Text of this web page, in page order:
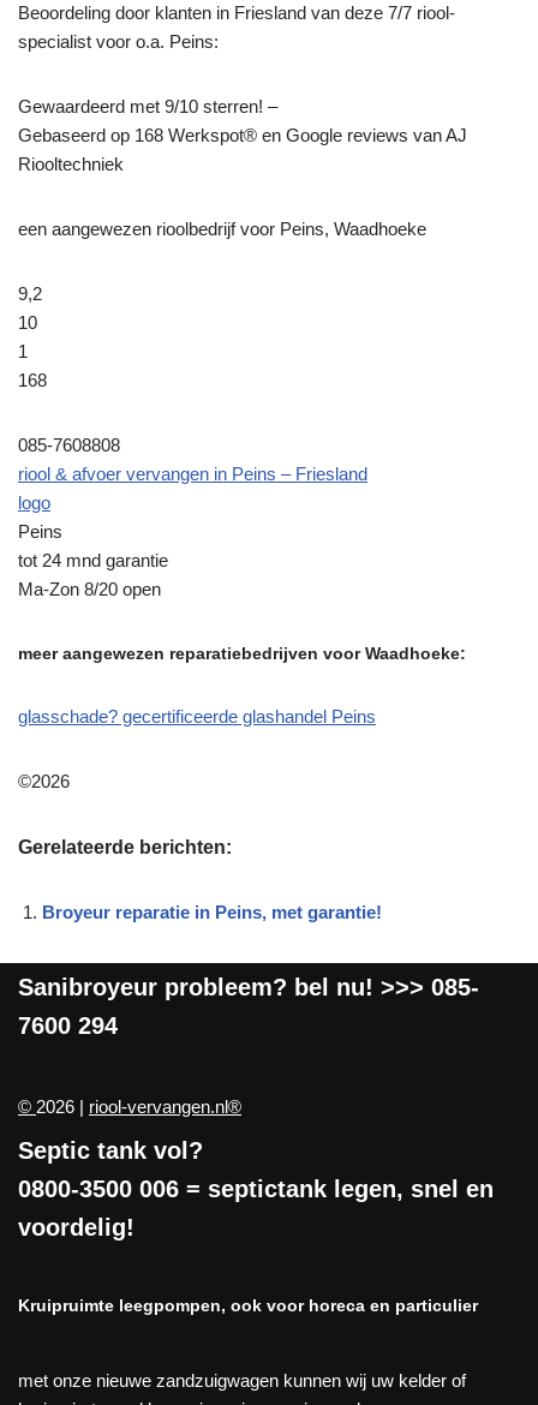
Beoordeling door klanten in Friesland van deze 7/7 riool-
specialist voor o.a. Peins:
Gewaardeerd met 9/10 sterren! –
Gebaseerd op 168 Werkspot® en Google reviews van AJ
Riooltechniek
een aangewezen rioolbedrijf voor Peins, Waadhoeke
9,2
10
1
168
085-7608808
riool & afvoer vervangen in Peins – Friesland
logo
Peins
tot 24 mnd garantie
Ma-Zon 8/20 open
meer aangewezen reparatiebedrijven voor Waadhoeke:
glasschade? gecertificeerde glashandel Peins
©2026
Gerelateerde berichten:
Broyeur reparatie in Peins, met garantie!
Sanibroyeur probleem? bel nu! >>> 085-
7600 294
© 2026 | riool-vervangen.nl®
Septic tank vol?
0800-3500 006 = septictank legen, snel en
voordelig!
Kruipruimte leegpompen, ook voor horeca en particulier
met onze nieuwe zandzuigwagen kunnen wij uw kelder of